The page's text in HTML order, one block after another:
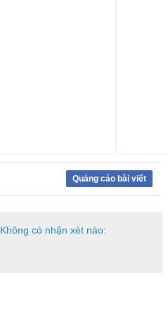
Quảng cáo bài viết
Không có nhận xét nào: